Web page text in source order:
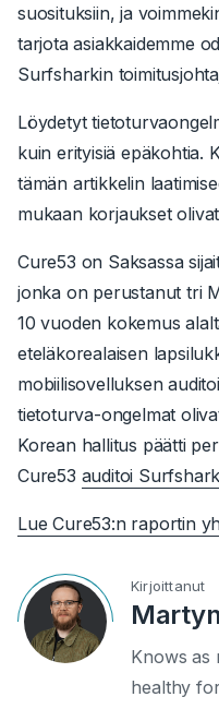
suosituksiin, ja
tarjota asiakkaidemme
Surfsharkin
Löydetyt
kuin erityisiä epäkohtia.
tämän artikkelin
mukaan korjaukset
Cure53 on Saksassa
jonka on perustanut tri
10 vuoden kokemus
eteläkorealaisen
mobiilisovelluksen
tietoturva-ongelmat
Korean hallitus päätti
Cure53 auditoi
Lue Cure53:n raportin
Kirjoittanut
Knows as
healthy